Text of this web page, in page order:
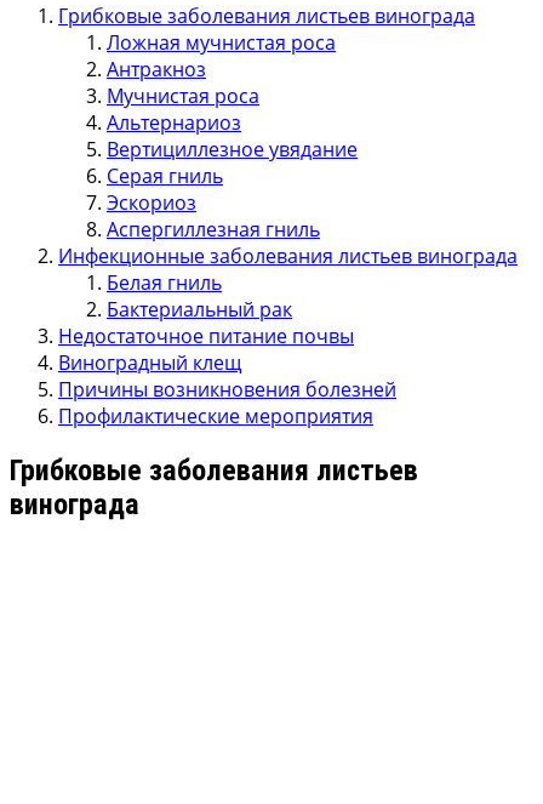
Грибковые заболевания листьев винограда
Ложная мучнистая роса
Антракноз
Мучнистая роса
Альтернариоз
Вертициллезное увядание
Серая гниль
Эскориоз
Аспергиллезная гниль
Инфекционные заболевания листьев винограда
Белая гниль
Бактериальный рак
Недостаточное питание почвы
Виноградный клещ
Причины возникновения болезней
Профилактические мероприятия
Грибковые заболевания листьев
винограда